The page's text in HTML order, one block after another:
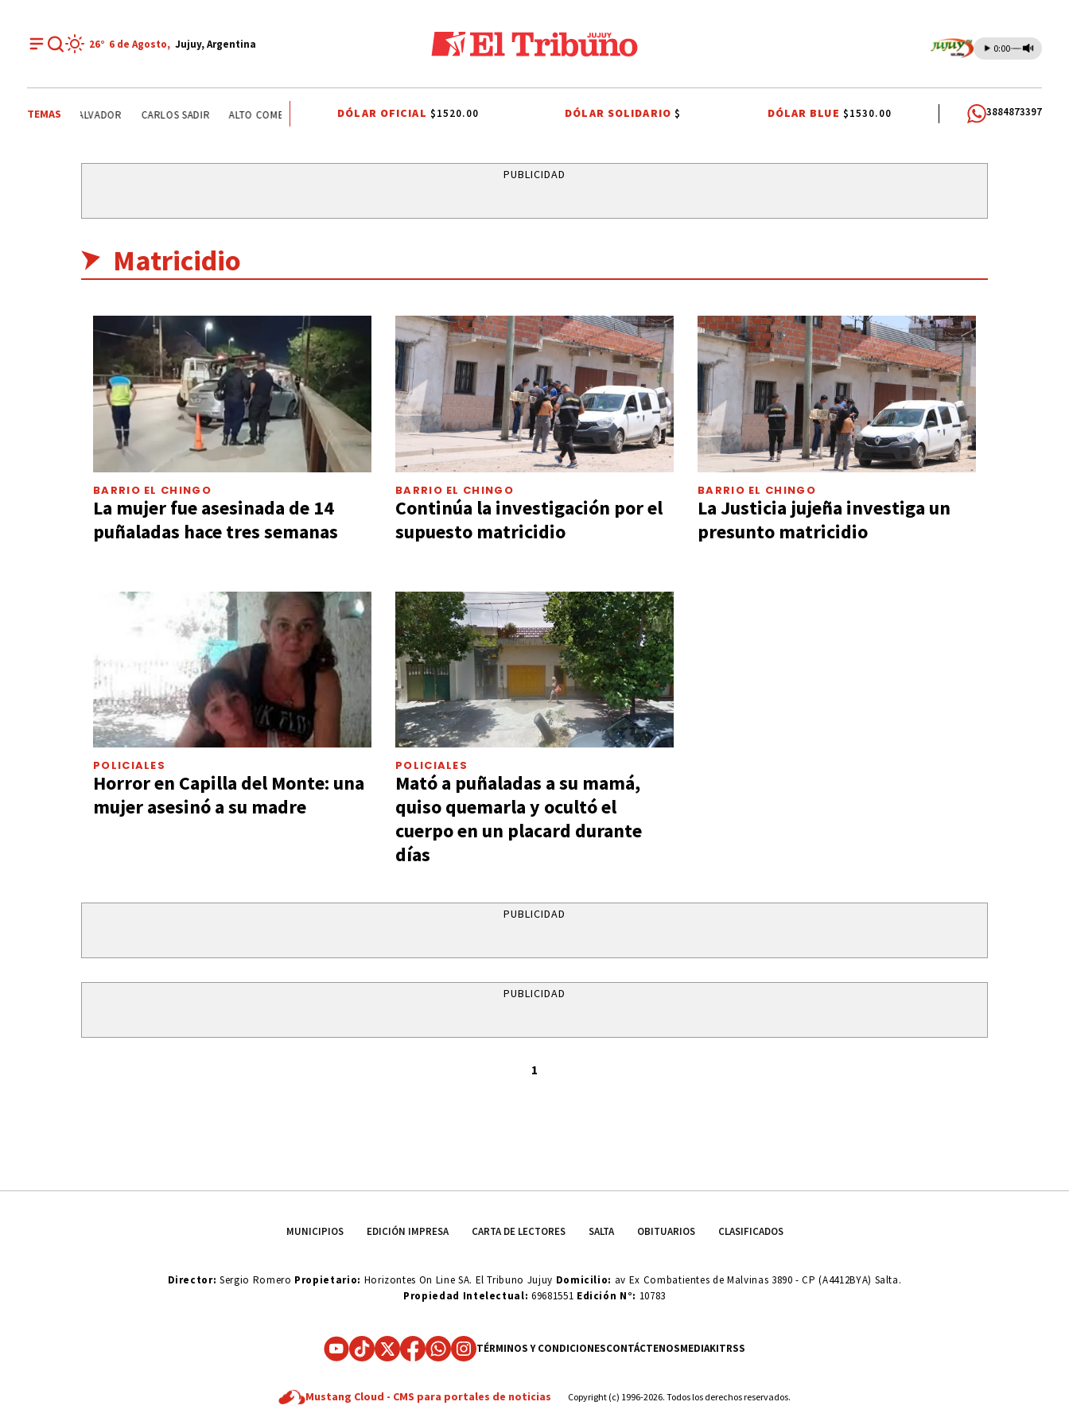
26° 6 de Agosto, Jujuy, Argentina 0:00
TEMAS
SANTISIMO SALVADOR CARLOS SADIR ALTO COMEDERO PREMIOS SAN SALVADOR LEY DE PROPIEDAD PRIVADA LEY DE TIERRAS CANDELA ARIZAGA TALLERES DE OFICIOS FIESTAS PATRONALES
DÓLAR OFICIAL $1520.00 DÓLAR SOLIDARIO$ DÓLAR BLUE $1530.00 3884873397
PUBLICIDAD
Matricidio
BARRIO EL CHINGO
La mujer fue asesinada de 14
puñaladas hace tres semanas
BARRIO EL CHINGO
Continúa la investigación por el
supuesto matricidio
BARRIO EL CHINGO
La Justicia jujeña investiga un
presunto matricidio
POLICIALES
Horror en Capilla del Monte: una
mujer asesinó a su madre
POLICIALES
Mató a puñaladas a su mamá,
quiso quemarla y ocultó el
cuerpo en un placard durante
días
PUBLICIDAD
PUBLICIDAD
1
MUNICIPIOS EDICIÓN IMPRESA CARTA DE LECTORES SALTA OBITUARIOS CLASIFICADOS
Director: Sergio Romero Propietario: Horizontes On Line SA. El Tribuno Jujuy Domicilio: av Ex Combatientes de Malvinas 3890 - CP (A4412BYA) Salta.
Propiedad Intelectual: 69681551 Edición N°: 10783
TÉRMINOS Y CONDICIONESCONTÁCTENOSMEDIAKITRSS
Mustang Cloud - CMS para portales de noticias Copyright (c) 1996-2026. Todos los derechos reservados.